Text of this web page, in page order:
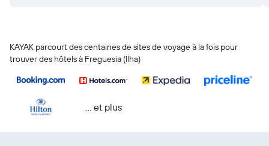
KAYAK parcourt des centaines de sites de voyage à la fois pour
trouver des hôtels à Freguesia (Ilha)
… et plus